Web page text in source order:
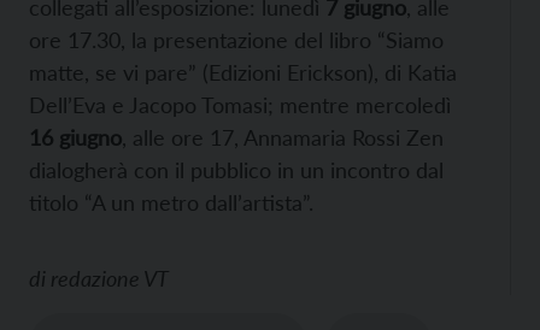
collegati all’esposizione: lunedì 7 giugno, alle
ore 17.30, la presentazione del libro “Siamo
matte, se vi pare” (Edizioni Erickson), di Katia
Dell’Eva e Jacopo Tomasi; mentre mercoledì
16 giugno, alle ore 17, Annamaria Rossi Zen
dialogherà con il pubblico in un incontro dal
titolo “A un metro dall’artista”.
di redazione VT